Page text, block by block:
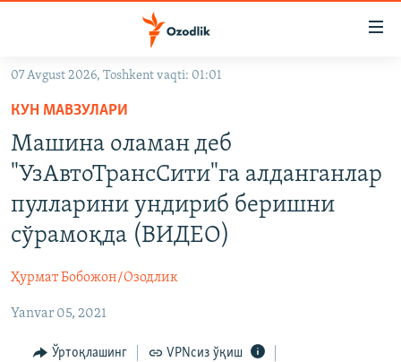
Асосий
навигацияга
ўтинг
Қидиришга
ўтинг
OZODARXIV
На русском
07 Avgust 2026, Toshkent vaqti: 01:01
КУН МАВЗУЛАРИ
Машина оламан деб
"УзАвтоТрансСити"га алданганлар
пулларини ундириб беришни
сўрамоқда (ВИДЕО)
Ҳурмат Бобожон/Озодлик
Yanvar 05, 2021
Ўртоқлашинг VPNсиз ўқиш